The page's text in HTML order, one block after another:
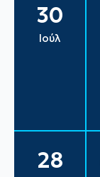
30
Ιούλ
28